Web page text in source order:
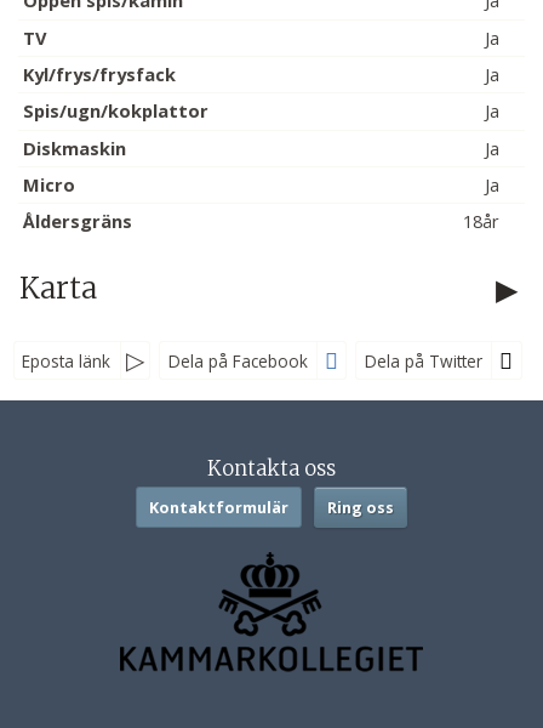
TV
Ja
Kyl/frys/frysfack
Ja
Spis/ugn/kokplattor
Ja
Diskmaskin
Ja
Micro
Ja
Åldersgräns
18år
Karta
Eposta länk Dela på Facebook Dela på Twitter
Sociala medier
Kontakta oss
Kontaktformulär Ring oss
Nyhetsbrev
Jag samtycker till dataskyddspolicyn.
Läs vår dataskyddspolicy här »